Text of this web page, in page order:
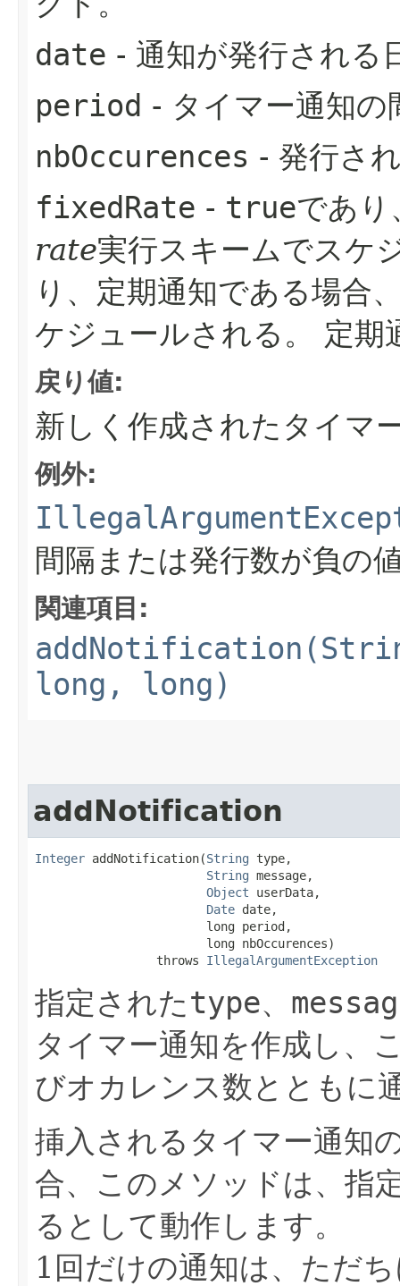
date - 通知が発行される
period - タイマー通知の
nbOccurences - 発行さ
fixedRate - trueであり
rate実行スキームでスケ
り、定期通知である場合
ケジュールされる。
定期
戻り値:
新しく作成されたタイマ
例外:
間隔または発行数が負の
関連項目:
long, long)
addNotification
Integer addNotification​(String type,
String message,
Object userData,
Date date,
                        long period,
                        long nbOccurences)
                 throws
IllegalArgumentException
指定されたtype、
タイマー通知を作成し、
びオカレンス数とともに
挿入されるタイマー通知
合、このメソッドは、指
るとして動作します。
1回だけの通知は、ただ